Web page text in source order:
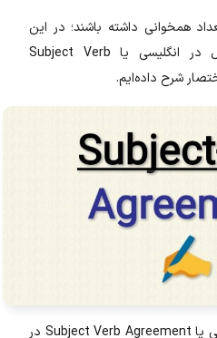
همخوانی داشته باشند؛ در این
در انگلیسی
Subject Verb
شرح داده‌ایم.
یا
Subject Verb Agreement در